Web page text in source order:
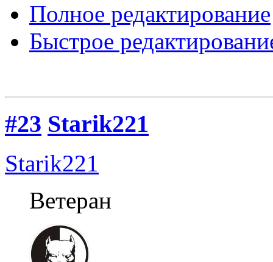
Полное редактирование
Быстрое
#23 Starik221
Starik221
Ветеран